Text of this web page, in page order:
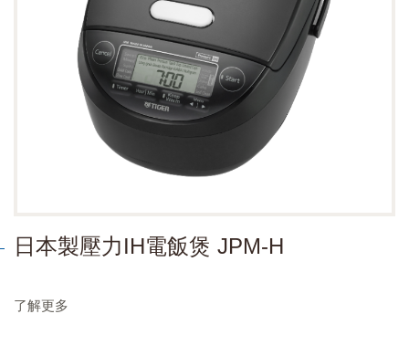
LANGUAGE
日本製壓力IH電飯煲 JPM-H
了解更多